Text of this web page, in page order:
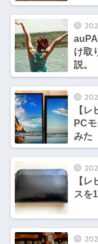
け取
説。
【
PC
みた
【
スを